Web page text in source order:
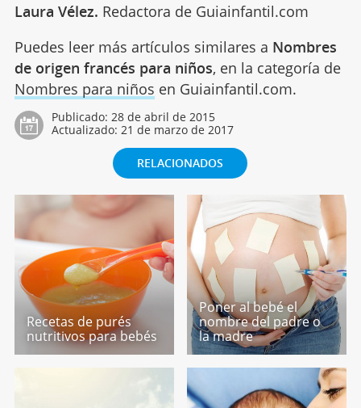
Laura Vélez. Redactora de Guiainfantil.com
Puedes leer más artículos similares a Nombres
de origen francés para niños, en la categoría de
Nombres para niños en Guiainfantil.com.
Publicado: 28 de abril de 2015
Actualizado: 21 de marzo de 2017
RELACIONADOS
Recetas de purés
nutritivos para bebés
Poner al bebé el
nombre del padre o
la madre